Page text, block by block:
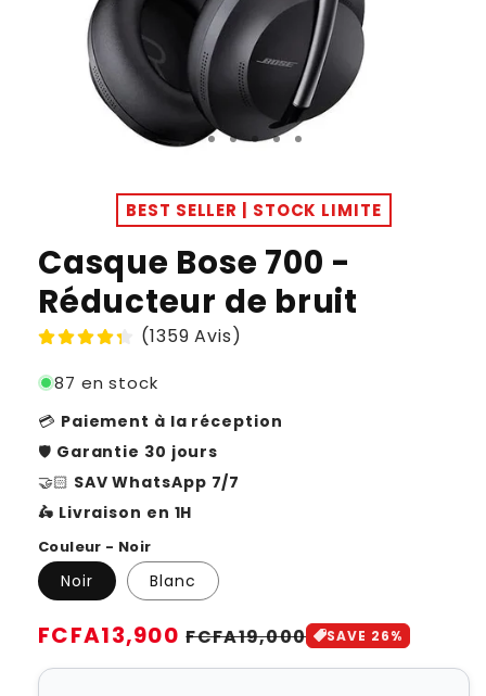
BEST SELLER | STOCK LIMITE
Casque Bose 700 -
Réducteur de bruit
(1359 Avis)
87 en stock
💳 Paiement à la réception
🛡️ Garantie 30 jours
🤝🏻 SAV WhatsApp 7/7
🛵 Livraison en 1H
Couleur - Noir
Noir Blanc
Prix
habituel
FCFA13,900 Prix
soldé
FCFA19,000 SAVE 26%